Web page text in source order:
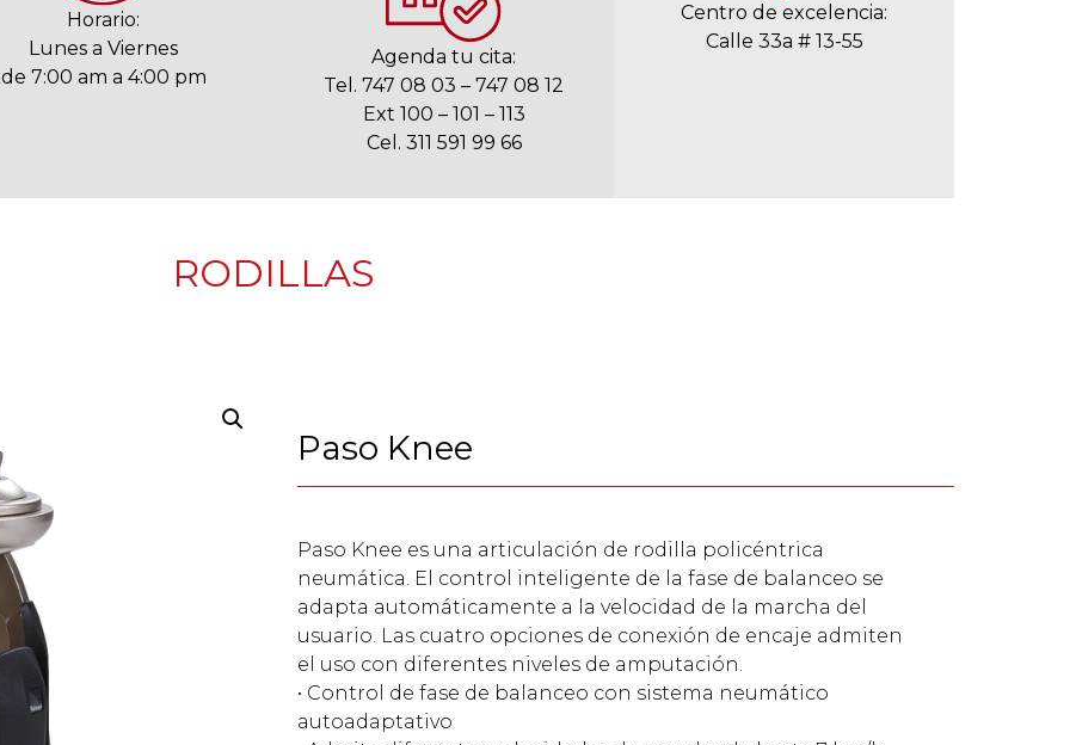
Horario:
Lunes a Viernes
de 7:00 am a 4:00 pm
Agenda tu cita:
Tel. 747 08 03 – 747 08 12
Ext 100 – 101 – 113
Cel. 311 591 99 66
Centro de excelencia:
Calle 33a # 13-55
RODILLAS
Paso Knee
Paso Knee es una articulación de rodilla policéntrica
neumática. El control inteligente de la fase de balanceo se
adapta automáticamente a la velocidad de la marcha del
usuario. Las cuatro opciones de conexión de encaje admiten
el uso con diferentes niveles de amputación.
• Control de fase de balanceo con sistema neumático
autoadaptativo